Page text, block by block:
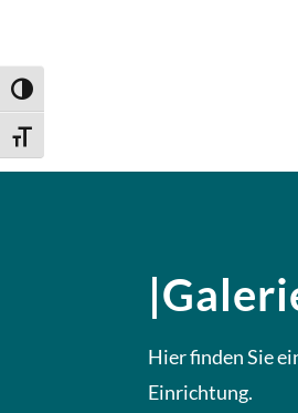
Umschalten auf hohe Kontraste
Schrift vergrößern
Hier finden Sie
Einrichtung.